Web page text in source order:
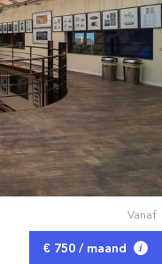
Vanaf
€ 750 / maand